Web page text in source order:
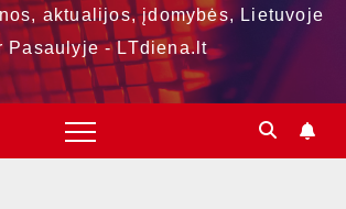
aktualijos, įdomybės, Lietuvoje
Pasaulyje - LTdiena.lt